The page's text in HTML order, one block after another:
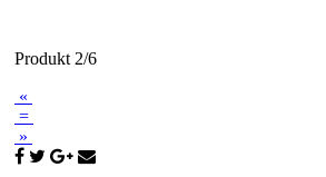
Produkt 2/6
«
=
»